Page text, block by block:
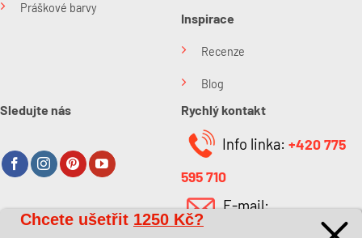
Práškové barvy
Inspirace
Recenze
Blog
Sledujte nás
O společnosti
Rychlý kontakt
Info linka: +420 775
595 710
E-mail:
Chcete ušetřit 1250 Kč?